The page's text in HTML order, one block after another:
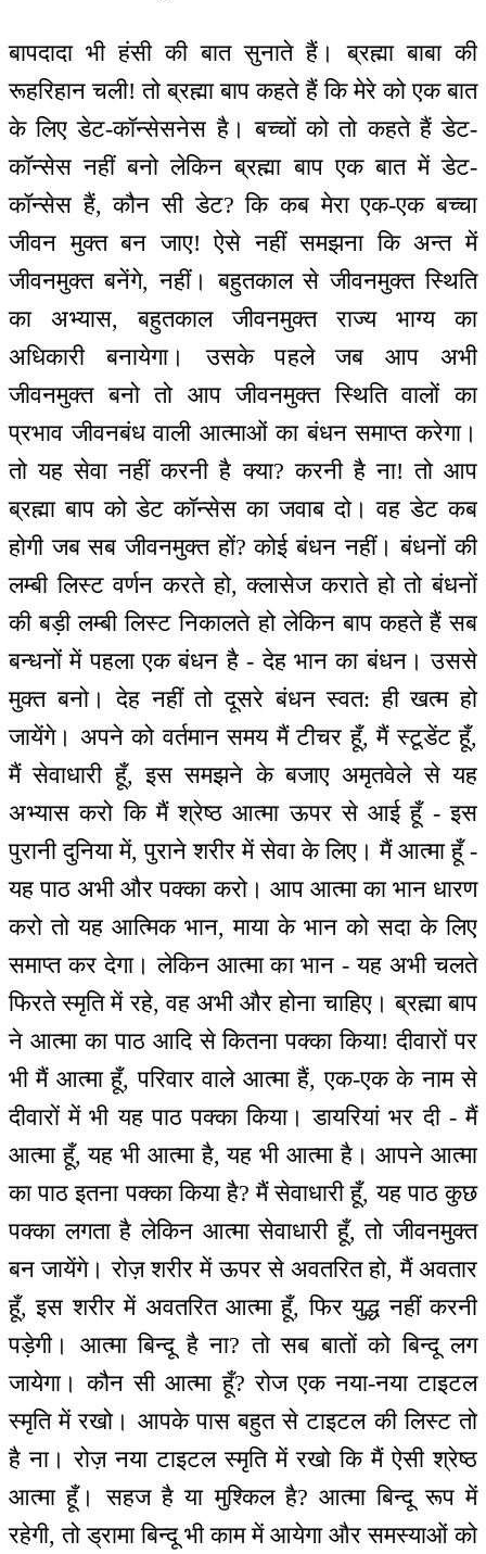
बापदादा भी हंसी की बात सुनाते हैं। ब्रह्मा बाबा की
रूहरिहान चली! तो ब्रह्मा बाप कहते हैं कि मेरे को एक बात
के लिए डेट-कॉन्सेसनेस है। बच्चों को तो कहते हैं डेट-
कॉन्सेस नहीं बनो लेकिन ब्रह्मा बाप एक बात में डेट-
कॉन्सेस हैं, कौन सी डेट? कि कब मेरा एक-एक बच्चा
जीवन मुक्त बन जाए! ऐसे नहीं समझना कि अन्त में
जीवनमुक्त बनेंगे, नहीं। बहुतकाल से जीवनमुक्त स्थिति
का अभ्यास, बहुतकाल जीवनमुक्त राज्य भाग्य का
अधिकारी बनायेगा। उसके पहले जब आप अभी
जीवनमुक्त बनो तो आप जीवनमुक्त स्थिति वालों का
प्रभाव जीवनबंध वाली आत्माओं का बंधन समाप्त करेगा।
तो यह सेवा नहीं करनी है क्या? करनी है ना! तो आप
ब्रह्मा बाप को डेट कॉन्सेस का जवाब दो। वह डेट कब
होगी जब सब जीवनमुक्त हों? कोई बंधन नहीं। बंधनों की
लम्बी लिस्ट वर्णन करते हो, क्लासेज कराते हो तो बंधनों
की बड़ी लम्बी लिस्ट निकालते हो लेकिन बाप कहते हैं सब
बन्धनों में पहला एक बंधन है - देह भान का बंधन। उससे
मुक्त बनो। देह नहीं तो दूसरे बंधन स्वत: ही खत्म हो
जायेंगे। अपने को वर्तमान समय मैं टीचर हूँ, मैं स्टूडेंट हूँ,
मैं सेवाधारी हूँ, इस समझने के बजाए अमृतवेले से यह
अभ्यास करो कि मैं श्रेष्ठ आत्मा ऊपर से आई हूँ - इस
पुरानी दुनिया में, पुराने शरीर में सेवा के लिए। मैं आत्मा हूँ -
यह पाठ अभी और पक्का करो। आप आत्मा का भान धारण
करो तो यह आत्मिक भान, माया के भान को सदा के लिए
समाप्त कर देगा। लेकिन आत्मा का भान - यह अभी चलते
फिरते स्मृति में रहे, वह अभी और होना चाहिए। ब्रह्मा बाप
ने आत्मा का पाठ आदि से कितना पक्का किया! दीवारों पर
भी मैं आत्मा हूँ, परिवार वाले आत्मा हैं, एक-एक के नाम से
दीवारों में भी यह पाठ पक्का किया। डायरियां भर दी - मैं
आत्मा हूँ, यह भी आत्मा है, यह भी आत्मा है। आपने आत्मा
का पाठ इतना पक्का किया है? मैं सेवाधारी हूँ, यह पाठ कुछ
पक्का लगता है लेकिन आत्मा सेवाधारी हूँ, तो जीवनमुक्त
बन जायेंगे। रोज़ शरीर में ऊपर से अवतरित हो, मैं अवतार
हूँ, इस शरीर में अवतरित आत्मा हूँ, फिर युद्ध नहीं करनी
पड़ेगी। आत्मा बिन्दू है ना? तो सब बातों को बिन्दू लग
जायेगा। कौन सी आत्मा हूँ? रोज एक नया-नया टाइटल
स्मृति में रखो। आपके पास बहुत से टाइटल की लिस्ट तो
है ना। रोज़ नया टाइटल स्मृति में रखो कि मैं ऐसी श्रेष्ठ
आत्मा हूँ। सहज है या मुश्किल है? आत्मा बिन्दू रूप में
रहेगी, तो ड्रामा बिन्दू भी काम में आयेगा और समस्याओं को